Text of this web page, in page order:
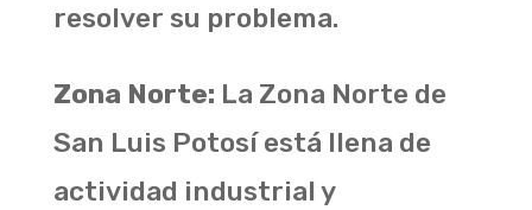
resolver su problema.
Zona Norte: La Zona Norte de
San Luis Potosí está llena de
actividad industrial y